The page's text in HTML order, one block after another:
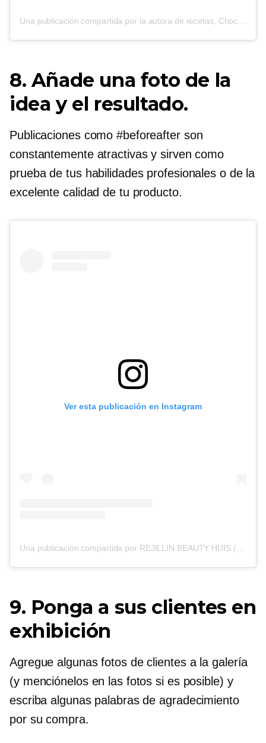
8. Añade una foto de la
idea y el resultado.
Publicaciones como #beforeafter son
constantemente atractivas y sirven como
prueba de tus habilidades profesionales o de la
excelente calidad de tu producto.
Ver esta publicación en Instagram
Una publicación compartida por REJILLIN BEAUTY HUIS (@rejillinbeautyhuis)
9. Ponga a sus clientes en
exhibición
Agregue algunas fotos de clientes a la galería
(y menciónelos en las fotos si es posible) y
escriba algunas palabras de agradecimiento
por su compra.